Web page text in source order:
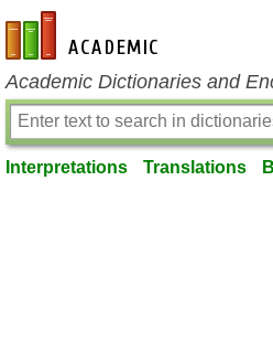
en-academic.com
Academic Dictionaries and
Interpretations Translations